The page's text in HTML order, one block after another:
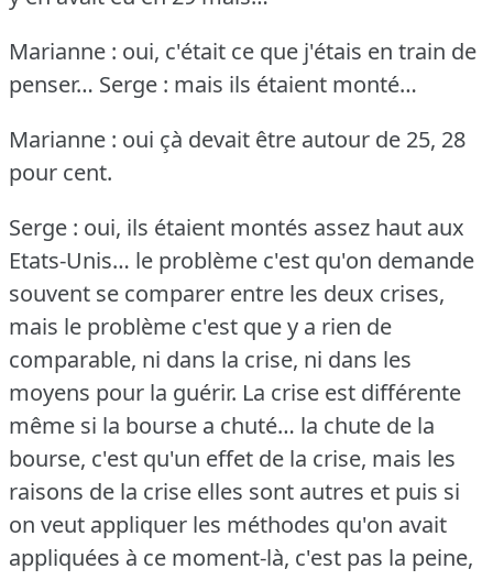
Marianne : oui, c'était ce que j'étais en train de
penser… Serge : mais ils étaient monté…
Marianne : oui çà devait être autour de 25, 28
pour cent.
Serge : oui, ils étaient montés assez haut aux
Etats-Unis… le problème c'est qu'on demande
souvent se comparer entre les deux crises,
mais le problème c'est que y a rien de
comparable, ni dans la crise, ni dans les
moyens pour la guérir. La crise est différente
même si la bourse a chuté… la chute de la
bourse, c'est qu'un effet de la crise, mais les
raisons de la crise elles sont autres et puis si
on veut appliquer les méthodes qu'on avait
appliquées à ce moment-là, c'est pas la peine,